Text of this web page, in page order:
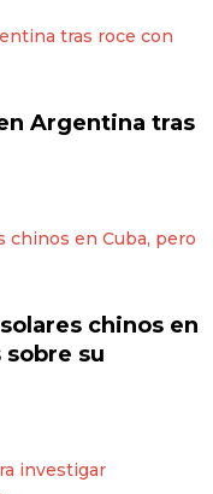
Argentina tras
chinos en
su